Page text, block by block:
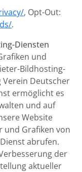
, Opt-Out:
.
Diensten
und
Bildhosting-
Verein Deutscher
ermöglicht es
und auf
Website
und Grafiken von
abrufen.
der
aktueller